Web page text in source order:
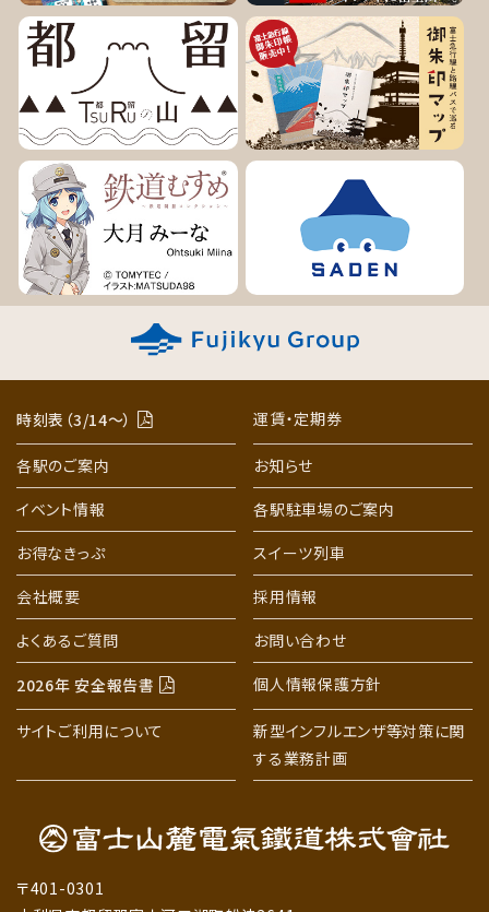
時刻表（3/14〜） 運賃・定期券
各駅のご案内
お知らせ
イベント情報
各駅駐車場のご案内
お得なきっぷ
スイーツ列車
会社概要
採用情報
よくあるご質問
お問い合わせ
2026年 安全報告書 個人情報保護方針
サイトご利用について
新型インフルエンザ等対策に関
する業務計画
〒401-0301